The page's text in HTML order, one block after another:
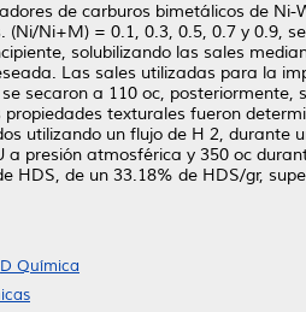
de carburos bimetálicos de
(Ni/Ni+M) = 0.1, 0.3, 0.5, 0.7 y 0.9,
solubilizando las sales
Las sales utilizadas para la
secaron a 110 oc,
texturales fueron
utilizando un flujo de H 2, durante
a presión atmosférica y 350 oc
HDS, de un 33.18% de HDS/gr,
Química